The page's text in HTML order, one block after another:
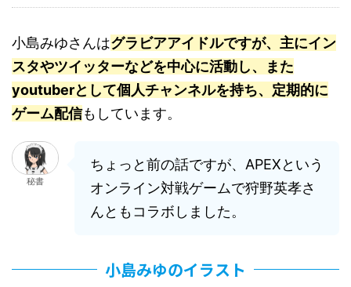
小島みゆさんはグラビアアイドルですが、主にイン
スタやツイッターなどを中心に活動し、また
youtuberとして個人チャンネルを持ち、定期的に
ゲーム配信もしています。
秘書
ちょっと前の話ですが、APEXという
オンライン対戦ゲームで狩野英孝さ
んともコラボしました。
小島みゆのイラスト